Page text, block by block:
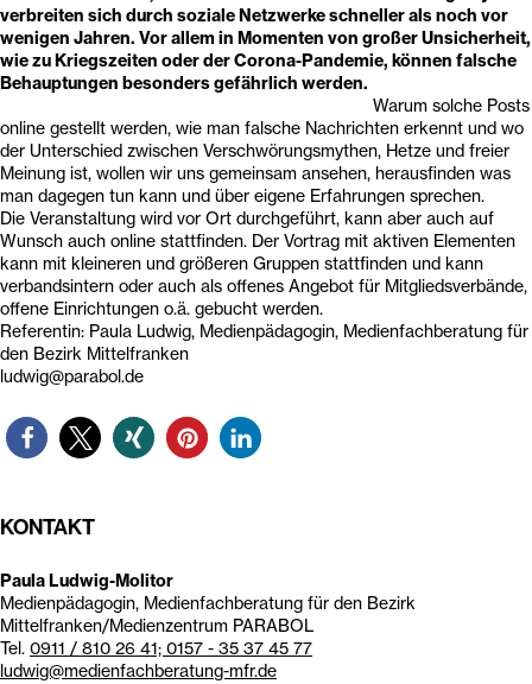
verbreiten sich durch soziale Netzwerke schneller als noch vor
wenigen Jahren. Vor allem in Momenten von großer Unsicherheit,
wie zu Kriegszeiten oder der Corona-Pandemie, können falsche
Behauptungen besonders gefährlich werden.
Warum solche Posts
online gestellt werden, wie man falsche Nachrichten erkennt und wo
der Unterschied zwischen Verschwörungsmythen, Hetze und freier
Meinung ist, wollen wir uns gemeinsam ansehen, herausfinden was
man dagegen tun kann und über eigene Erfahrungen sprechen.
Die Veranstaltung wird vor Ort durchgeführt, kann aber auch auf
Wunsch auch online stattfinden. Der Vortrag mit aktiven Elementen
kann mit kleineren und größeren Gruppen stattfinden und kann
verbandsintern oder auch als offenes Angebot für Mitgliedsverbände,
offene Einrichtungen o.ä. gebucht werden.
Referentin: Paula Ludwig, Medienpädagogin, Medienfachberatung für
den Bezirk Mittelfranken
ludwig@parabol.de
KONTAKT
Paula Ludwig-Molitor
Medienpädagogin, Medienfachberatung für den Bezirk
Mittelfranken/Medienzentrum PARABOL
Tel. 0911 / 810 26 41; 0157 - 35 37 45 77
ludwig@medienfachberatung-mfr.de